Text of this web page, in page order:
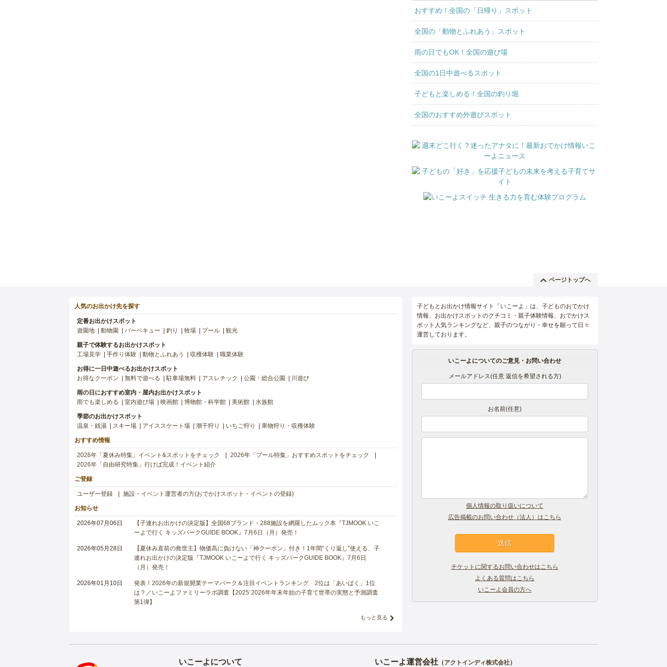
おすすめ！全国の「日帰り」スポット
全国の「動物とふれあう」スポット
雨の日でもOK！全国の遊び場
全国の1日中遊べるスポット
子どもと楽しめる！全国の釣り堀
全国のおすすめ外遊びスポット
ページトップへ
人気のお出かけ先を探す
定番お出かけスポット
遊園地
動物園 バーベキュー 釣り 牧場 プール 観光
親子で体験するお出かけスポット
工場見学
手作り体験 動物とふれあう 収穫体験 職業体験
お得に一日中遊べるお出かけスポット
お得なクーポン
無料で遊べる 駐車場無料 アスレチック 公園・総合公園 川遊び
雨の日におすすめ室内・屋内お出かけスポット
雨でも楽しめる
室内遊び場 映画館 博物館・科学館 美術館 水族館
季節のお出かけスポット
温泉・銭湯
スキー場 アイススケート場 潮干狩り いちご狩り 果物狩り・収穫体験
おすすめ情報
2026年「夏休み特集」イベント&スポットをチェック
2026年「プール特集」おすすめスポットをチェック
2026年「自由研究特集」行けば完成！イベント紹介
ご登録
ユーザー登録 施設・イベント運営者の方(おでかけスポット・イベントの登録)
お知らせ
2026年07月06日
【子連れお出かけの決定版】全国68ブランド・288施設を網羅したムック本『TJMOOK いこ
ーよで行く キッズパークGUIDE BOOK』7月6日（月）発売！
2026年05月28日
【夏休み直前の救世主】物価高に負けない「神クーポン」付き！1年間“くり返し”使える、子
連れお出かけの決定版『TJMOOK いこーよで行く キッズパークGUIDE BOOK』7月6日
（月）発売！
2026年01月10日
発表！2026年の新規開業テーマパーク＆注目イベントランキング 2位は「あいぱく」1位
は？／いこーよファミリーラボ調査【2025⁻2026年年末年始の子育て世帯の実態と予測調査
第1弾】
もっと見る
子どもとお出かけ情報サイト「いこーよ」は、子どものおでかけ
情報、お出かけスポットのクチコミ・親子体験情報、おでかけス
ポット人気ランキングなど、親子のつながり・幸せを願って日々
運営しております。
いこーよについてのご意見・お問い合わせ
メールアドレス(任意 返信を希望される方)
お名前(任意)
個人情報の取り扱いについて
広告掲載のお問い合わせ（法人）はこちら
チケットに関するお問い合わせはこちら
よくある質問はこちら
いこーよ会員の方へ
いこーよについて いこーよ運営会社（アクトインディ株式会社）